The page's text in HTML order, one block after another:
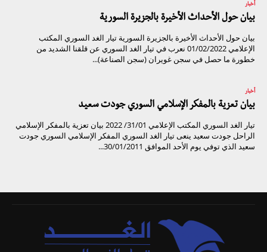
أخبار
بيان حول الأحداث الأخيرة بالجزيرة السورية
بيان حول الأحداث الأخيرة بالجزيرة السورية تيار الغد السوري المكتب
الإعلامي 01/02/2022 نعرب في تيار الغد السوري عن قلقنا الشديد من
خطورة ما حصل في سجن غويران (سجن الصناعة)...
أخبار
بيان تعزية بالمفكر الإسلامي السوري جودت سعيد
تيار الغد السوري المكتب الإعلامي 31/01/ 2022 بيان تعزية بالمفكر الإسلامي
الراحل جودت سعيد ينعى تيار الغد السوري المفكر الإسلامي السوري جودت
سعيد الذي توفي يوم الأحد الموافق 30/01/2011...